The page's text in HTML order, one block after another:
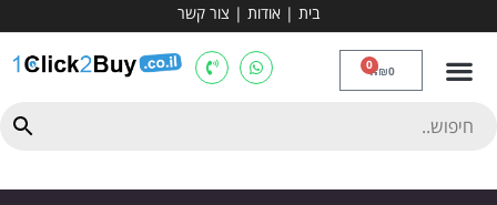
בית | אודות | צור קשר
₪0
0